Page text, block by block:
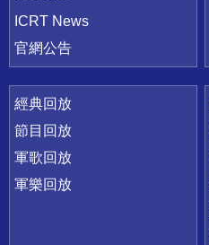
ICRT News
官網公告
經典回放
節目回放
軍歌回放
軍樂回放